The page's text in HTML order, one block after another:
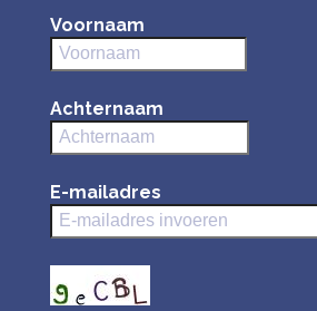
Voornaam
Achternaam
E-mailadres